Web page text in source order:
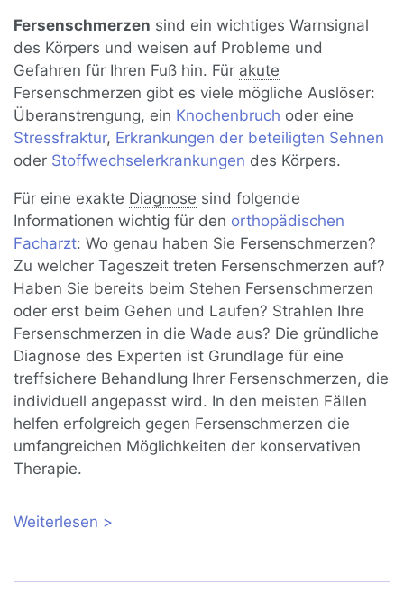
Fersenschmerzen sind ein wichtiges Warnsignal
des Körpers und weisen auf Probleme und
Gefahren für Ihren Fuß hin. Für akute
Fersenschmerzen gibt es viele mögliche Auslöser:
Überanstrengung, ein Knochenbruch oder eine
Stressfraktur, Erkrankungen der beteiligten Sehnen
oder Stoffwechselerkrankungen des Körpers.
Für eine exakte Diagnose sind folgende
Informationen wichtig für den orthopädischen
Facharzt: Wo genau haben Sie Fersenschmerzen?
Zu welcher Tageszeit treten Fersenschmerzen auf?
Haben Sie bereits beim Stehen Fersenschmerzen
oder erst beim Gehen und Laufen? Strahlen Ihre
Fersenschmerzen in die Wade aus? Die gründliche
Diagnose des Experten ist Grundlage für eine
treffsichere Behandlung Ihrer Fersenschmerzen, die
individuell angepasst wird. In den meisten Fällen
helfen erfolgreich gegen Fersenschmerzen die
umfangreichen Möglichkeiten der konservativen
Therapie.
Weiterlesen über Fersenschmerzen – was tun?